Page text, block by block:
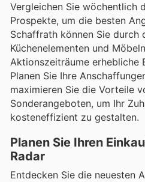
Vergleichen Sie wöchentlich
Prospekte, um die besten
Schaffrath können Sie durch
Küchenelementen und
Aktionszeiträume erhebliche
Planen Sie Ihre
maximieren Sie die Vorteile
Sonderangeboten, um Ihr
kosteneffizient zu gestalten.
Planen Sie Ihren
Radar
Entdecken Sie die neuesten